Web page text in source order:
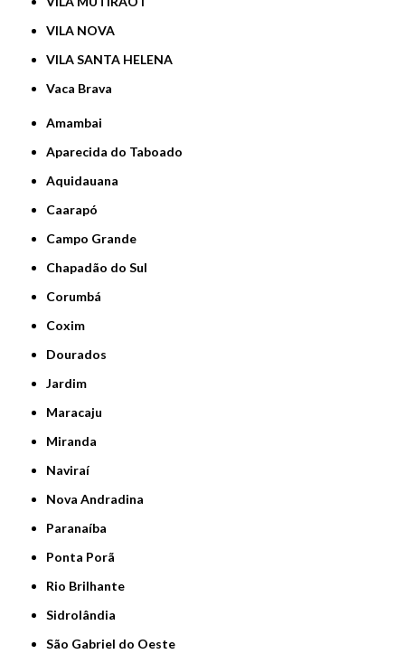
VILA NOVA
VILA SANTA HELENA
Vaca Brava
Amambai
Aparecida do Taboado
Aquidauana
Caarapó
Campo Grande
Chapadão do Sul
Corumbá
Coxim
Dourados
Jardim
Maracaju
Miranda
Naviraí
Nova Andradina
Paranaíba
Ponta Porã
Rio Brilhante
Sidrolândia
São Gabriel do Oeste